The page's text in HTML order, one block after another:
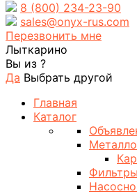
8 (800) 234-23-90
sales@onyx-rus.com
Перезвонить мне
Лыткарино
Вы из ?
Да Выбрать другой
Главная
Каталог